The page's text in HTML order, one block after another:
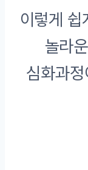
이렇게
놀라
심화과